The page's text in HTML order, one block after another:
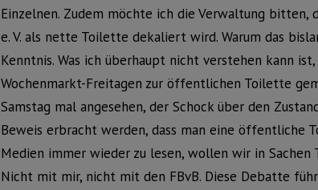
Einzelnen. Zudem möchte ich die Verwaltung
e. V. als nette Toilette dekaliert wird. Warum das
Kenntnis. Was ich überhaupt nicht verstehen kann
Wochenmarkt-Freitagen zur öffentlichen Toilette
Samstag mal angesehen, der Schock über den
Beweis erbracht werden, dass man eine öffentliche
Medien immer wieder zu lesen, wollen wir in Sachen
Nicht mit mir, nicht mit den FBvB. Diese Debatte